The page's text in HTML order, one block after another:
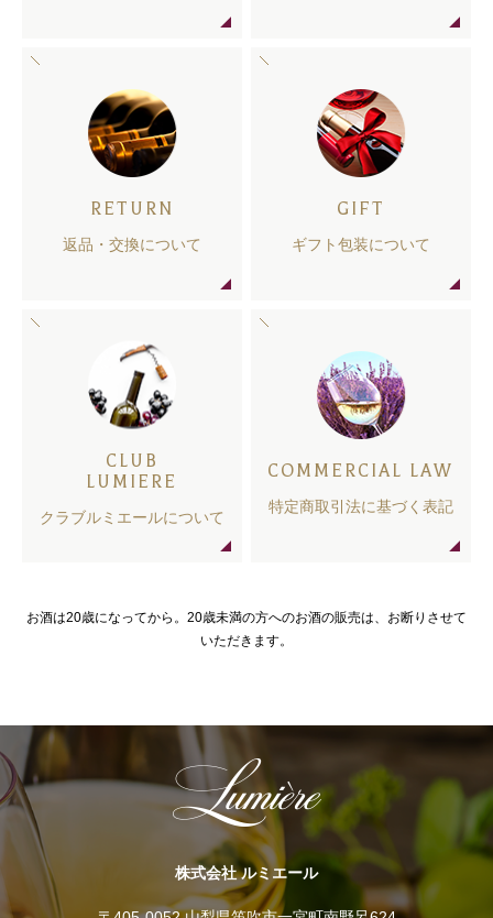
RETURN
返品・交換について
GIFT
ギフト包装について
CLUB
LUMIERE
クラブルミエールについて
COMMERCIAL LAW
特定商取引法に基づく表記
お酒は20歳になってから。20歳未満の方へのお酒の販売は、お断りさせて
いただきます。
株式会社 ルミエール